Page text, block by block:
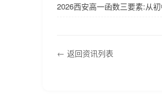
2026西安高一函数三要素:从
← 返回资讯列表